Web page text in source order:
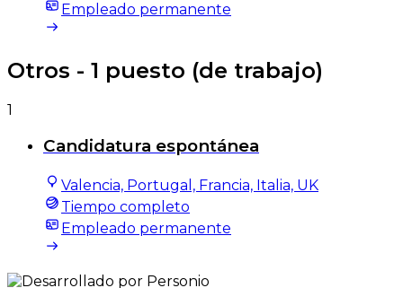
Empleado permanente
Otros - 1 puesto (de trabajo)
1
Candidatura espontánea
Valencia, Portugal, Francia, Italia, UK
Tiempo completo
Empleado permanente